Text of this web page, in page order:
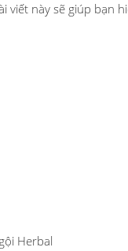
viết này sẽ giúp bạn
Herbal